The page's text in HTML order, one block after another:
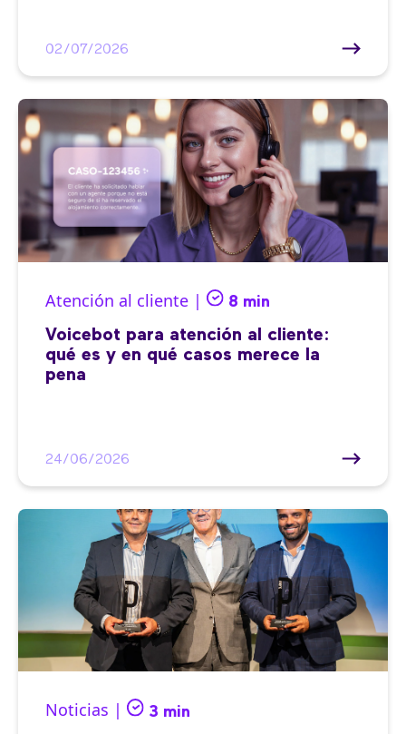
02/07/2026
Atención al cliente | 8 min
Voicebot para atención al cliente:
qué es y en qué casos merece la
pena
24/06/2026
Noticias | 3 min